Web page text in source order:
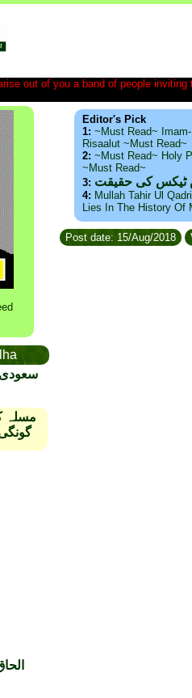
out of you a band of people
مسلہ
Editor's Pick
1: ~Must Read~
Risaalut ~Must Read~
2: ~Must Read~ Holy
~Must Read~
3: ٹیکس کی حقیقت
4: Mullah Tahir Ul
Lies In The History Of
Post date: 15/Aug/2018